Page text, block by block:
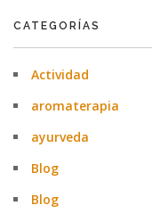
CATEGORÍAS
Actividad
aromaterapia
ayurveda
Blog
Blog